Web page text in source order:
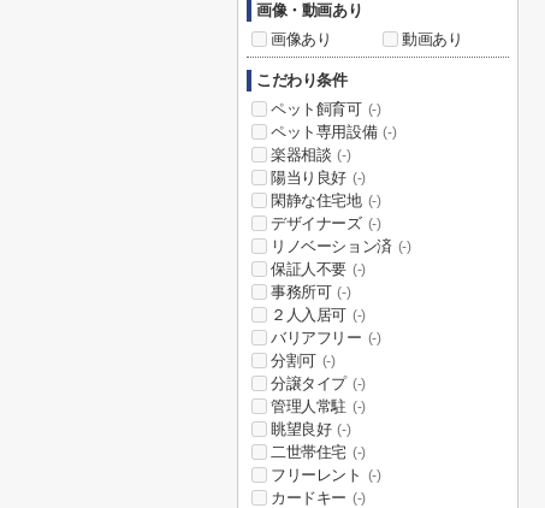
画像・動画あり
画像あり
動画あり
こだわり条件
ペット飼育可 (-)
ペット専用設備 (-)
楽器相談 (-)
陽当り良好 (-)
閑静な住宅地 (-)
デザイナーズ (-)
リノベーション済 (-)
保証人不要 (-)
事務所可 (-)
２人入居可 (-)
バリアフリー (-)
分割可 (-)
分譲タイプ (-)
管理人常駐 (-)
眺望良好 (-)
二世帯住宅 (-)
フリーレント (-)
カードキー (-)